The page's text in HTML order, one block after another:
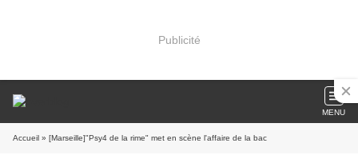
Publicité
MENU
Accueil » [Marseille]"Psy4 de la rime" met en scène l'affaire de la bac